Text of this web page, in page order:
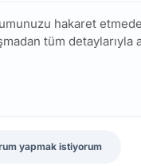
yapmak istiyorum